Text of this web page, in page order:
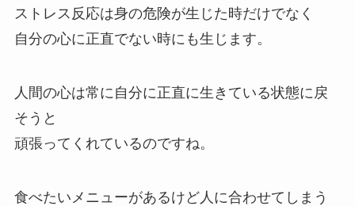
ストレス反応は身の危険が生じた時だけでなく
自分の心に正直でない時にも生じます。
人間の心は常に自分に正直に生きている状態に戻
そうと
頑張ってくれているのですね。
食べたいメニューがあるけど人に合わせてしまう